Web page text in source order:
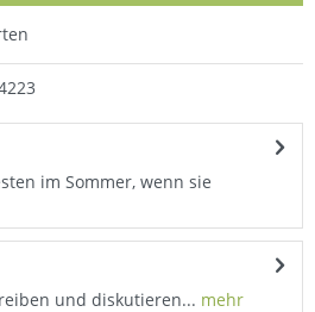
im Sommer, wenn sie
und diskutieren... mehr